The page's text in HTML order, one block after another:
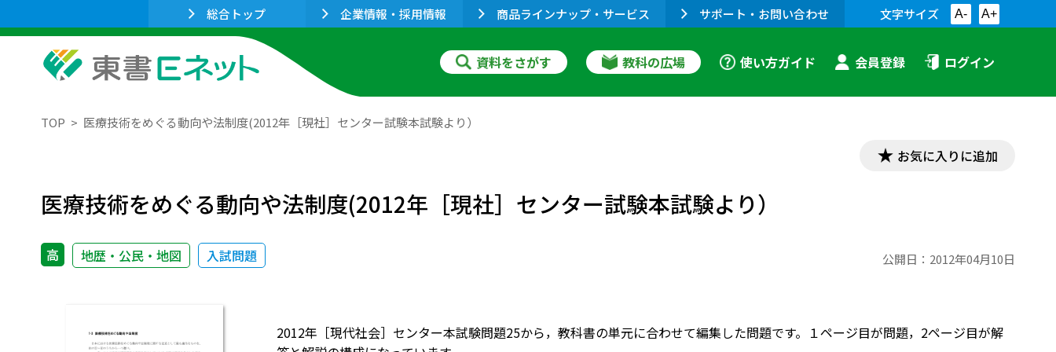
総合トップ 企業情報・採用情報 商品ラインナップ・サービス サポート・お問い合わせ 文字サイズ A- A+
資料をさがす 教科の広場 使い方ガイド 会員登録 ログイン
TOP 医療技術をめぐる動向や法制度(2012年［現社］センター試験本試験より）
お気に入りに追加
医療技術をめぐる動向や法制度(2012年［現社］センター試験本試験より）
高 地歴・公民・地図 入試問題 公開日： 2012年04月10日
2012年［現代社会］センター本試験問題25から，教科書の単元に合わせて編集した問題です。１ページ目が問題，2ページ目が解